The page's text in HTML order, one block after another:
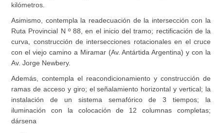
kilómetros.
Asimismo, contempla la readecuación de la intersección con la
Ruta Provincial N º 88, en el inicio del tramo; rectificación de la
curva, construcción de intersecciones rotacionales en el cruce
con el viejo camino a Miramar (Av. Antártida Argentina) y con la
Av. Jorge Newbery.
Además, contempla el reacondicionamiento y construcción de
ramas de acceso y giro; el señalamiento horizontal y vertical; la
instalación de un sistema semafórico de 3 tiempos; la
iluminación con la colocación de 12 columnas completas;
dársena